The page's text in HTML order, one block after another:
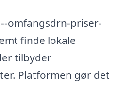
omfangsdrn-priser-
finde lokale
tilbyder
Platformen gør det